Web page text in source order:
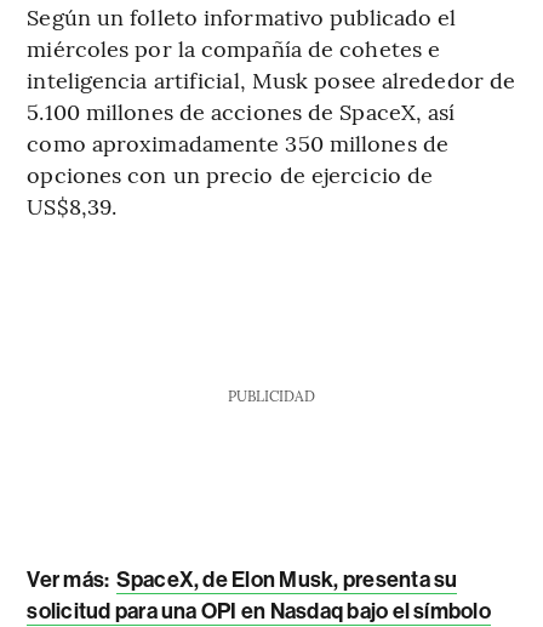
Según un folleto informativo publicado el
miércoles por la compañía de cohetes e
inteligencia artificial, Musk posee alrededor de
5.100 millones de acciones de SpaceX, así
como aproximadamente 350 millones de
opciones con un precio de ejercicio de
US$8,39.
PUBLICIDAD
Ver más: SpaceX, de Elon Musk, presenta su
solicitud para una OPI en Nasdaq bajo el símbolo